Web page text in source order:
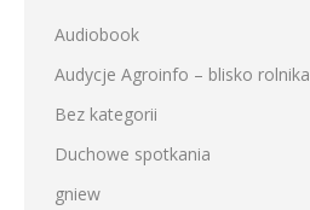
Audiobook
Audycje Agroinfo – blisko rolnika
Bez kategorii
Duchowe spotkania
gniew